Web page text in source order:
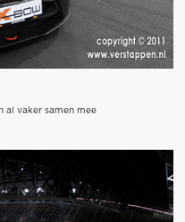
al vaker samen mee